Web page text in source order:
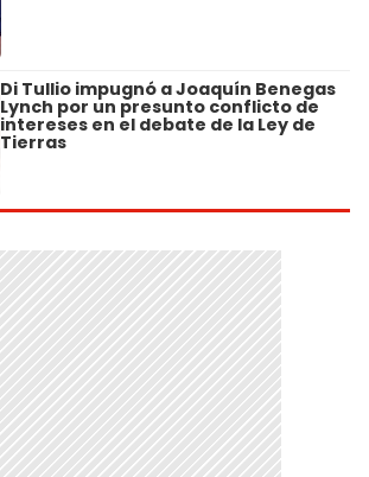
Di Tullio impugnó a Joaquín Benegas
Lynch por un presunto conflicto de
intereses en el debate de la Ley de
Tierras